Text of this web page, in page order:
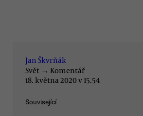
Jan Škvrňák
Svět → Komentář
18. května 2020 v 15.54
Související